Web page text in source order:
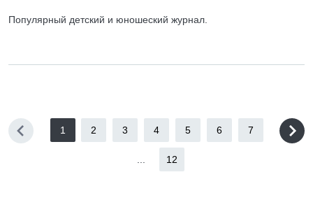
Популярный детский и юношеский журнал.
1 2 3 4 5 6 7
12